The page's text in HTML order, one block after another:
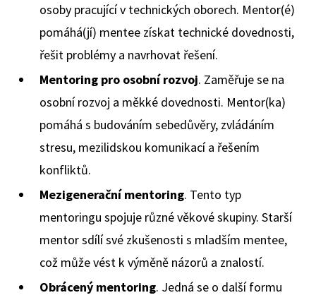
osoby pracující v technických oborech. Mentor(é)
pomáhá(jí) mentee získat technické dovednosti,
řešit problémy a navrhovat řešení.
Mentoring pro osobní rozvoj. Zaměřuje se na
osobní rozvoj a měkké dovednosti. Mentor(ka)
pomáhá s budováním sebedůvěry, zvládáním
stresu, mezilidskou komunikací a řešením
konfliktů.
Mezigenerační mentoring. Tento typ
mentoringu spojuje různé věkové skupiny. Starší
mentor sdílí své zkušenosti s mladším mentee,
což může vést k výměně názorů a znalostí.
Obrácený mentoring. Jedná se o další formu